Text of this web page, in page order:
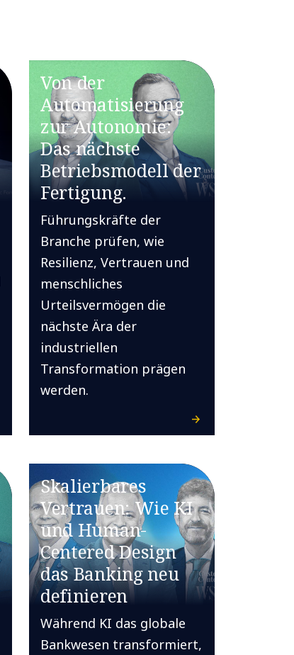
Von der
Automatisierung
zur Autonomie:
Das nächste
Betriebsmodell der
Fertigung.
Führungskräfte der
Branche prüfen, wie
Resilienz, Vertrauen und
menschliches
Urteilsvermögen die
nächste Ära der
industriellen
Transformation prägen
werden.
Skalierbares
Vertrauen: Wie KI
und Human-
Centered Design
das Banking neu
definieren
Während KI das globale
Bankwesen transformiert,